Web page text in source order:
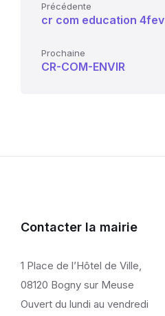
Précédente
cr com education 4fev
Prochaine
CR-COM-ENVIR
Contacter la mairie
1 Place de l’Hôtel de Ville,
08120 Bogny sur Meuse
Ouvert du lundi au vendredi